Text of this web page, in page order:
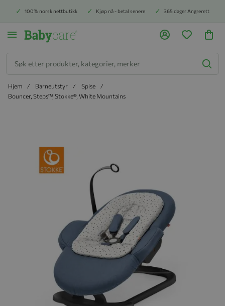
100% norsk nettbutikk Kjøp nå - betal senere 365 dager Angrerett
Hjem Barneutstyr
Spise
Bouncer, Steps™, Stokke®, White Mountains
Hopp til slutten av bildegalleriet